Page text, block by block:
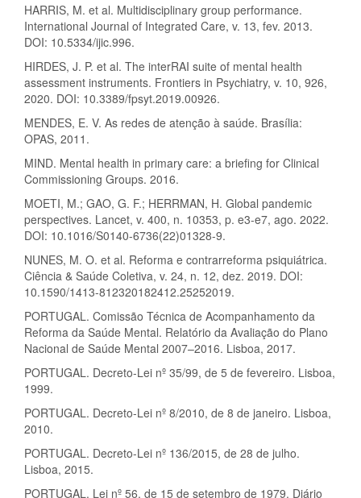
HARRIS, M. et al. Multidisciplinary group performance.
International Journal of Integrated Care, v. 13, fev. 2013.
DOI: 10.5334/ijic.996.
HIRDES, J. P. et al. The interRAI suite of mental health
assessment instruments. Frontiers in Psychiatry, v. 10, 926,
2020. DOI: 10.3389/fpsyt.2019.00926.
MENDES, E. V. As redes de atenção à saúde. Brasília:
OPAS, 2011.
MIND. Mental health in primary care: a briefing for Clinical
Commissioning Groups. 2016.
MOETI, M.; GAO, G. F.; HERRMAN, H. Global pandemic
perspectives. Lancet, v. 400, n. 10353, p. e3-e7, ago. 2022.
DOI: 10.1016/S0140-6736(22)01328-9.
NUNES, M. O. et al. Reforma e contrarreforma psiquiátrica.
Ciência & Saúde Coletiva, v. 24, n. 12, dez. 2019. DOI:
10.1590/1413-812320182412.25252019.
PORTUGAL. Comissão Técnica de Acompanhamento da
Reforma da Saúde Mental. Relatório da Avaliação do Plano
Nacional de Saúde Mental 2007–2016. Lisboa, 2017.
PORTUGAL. Decreto-Lei nº 35/99, de 5 de fevereiro. Lisboa,
1999.
PORTUGAL. Decreto-Lei nº 8/2010, de 8 de janeiro. Lisboa,
2010.
PORTUGAL. Decreto-Lei nº 136/2015, de 28 de julho.
Lisboa, 2015.
PORTUGAL. Lei nº 56, de 15 de setembro de 1979. Diário